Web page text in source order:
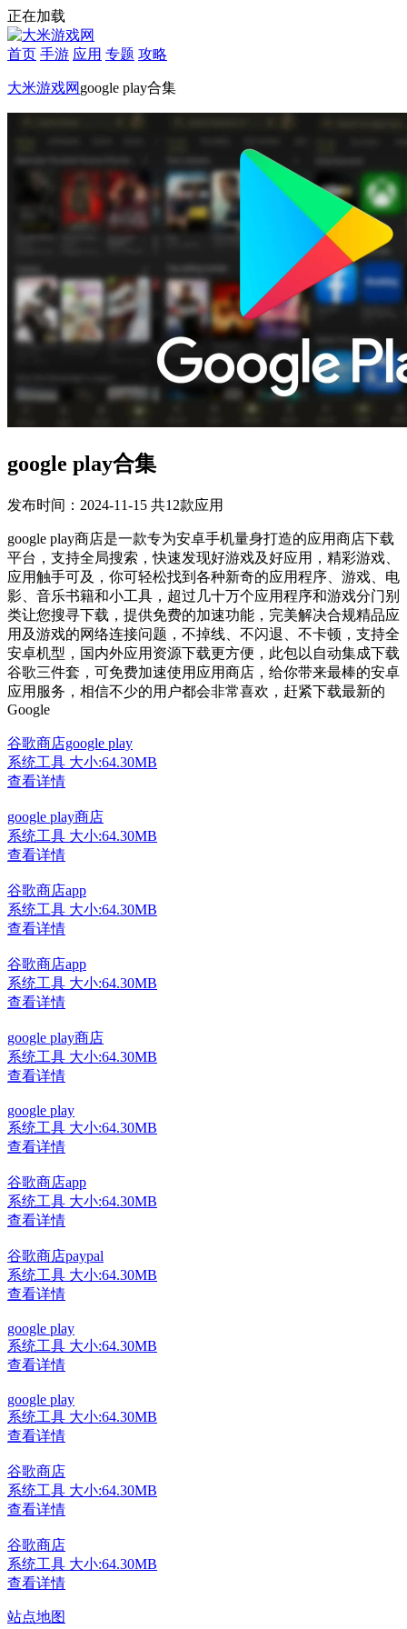
正在加载
首页 手游 应用 专题 攻略
大米游戏网 google play合集
google play合集
发布时间：2024-11-15 共12款应用
google play商店是一款专为安卓手机量身打造的应用商店下载
平台，支持全局搜索，快速发现好游戏及好应用，精彩游戏、
应用触手可及，你可轻松找到各种新奇的应用程序、游戏、电
影、音乐书籍和小工具，超过几十万个应用程序和游戏分门别
类让您搜寻下载，提供免费的加速功能，完美解决合规精品应
用及游戏的网络连接问题，不掉线、不闪退、不卡顿，支持全
安卓机型，国内外应用资源下载更方便，此包以自动集成下载
谷歌三件套，可免费加速使用应用商店，给你带来最棒的安卓
应用服务，相信不少的用户都会非常喜欢，赶紧下载最新的
Google
谷歌商店google play
系统工具 大小:64.30MB
查看详情
google play商店
系统工具 大小:64.30MB
查看详情
谷歌商店app
系统工具 大小:64.30MB
查看详情
谷歌商店app
系统工具 大小:64.30MB
查看详情
google play商店
系统工具 大小:64.30MB
查看详情
google play
系统工具 大小:64.30MB
查看详情
谷歌商店app
系统工具 大小:64.30MB
查看详情
谷歌商店paypal
系统工具 大小:64.30MB
查看详情
google play
系统工具 大小:64.30MB
查看详情
google play
系统工具 大小:64.30MB
查看详情
谷歌商店
系统工具 大小:64.30MB
查看详情
谷歌商店
系统工具 大小:64.30MB
查看详情
站点地图